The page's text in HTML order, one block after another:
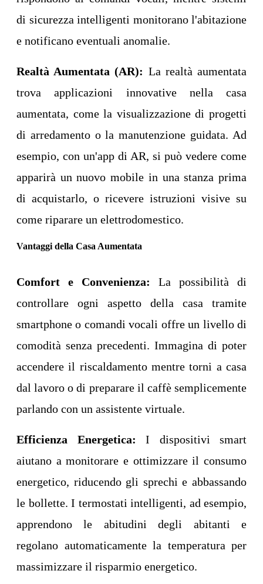
di sicurezza intelligenti monitorano l'abitazione
e notificano eventuali anomalie.
Realtà Aumentata (AR): La realtà aumentata
trova applicazioni innovative nella casa
aumentata, come la visualizzazione di progetti
di arredamento o la manutenzione guidata. Ad
esempio, con un'app di AR, si può vedere come
apparirà un nuovo mobile in una stanza prima
di acquistarlo, o ricevere istruzioni visive su
come riparare un elettrodomestico.
Vantaggi della Casa Aumentata
Comfort e Convenienza: La possibilità di
controllare ogni aspetto della casa tramite
smartphone o comandi vocali offre un livello di
comodità senza precedenti. Immagina di poter
accendere il riscaldamento mentre torni a casa
dal lavoro o di preparare il caffè semplicemente
parlando con un assistente virtuale.
Efficienza Energetica: I dispositivi smart
aiutano a monitorare e ottimizzare il consumo
energetico, riducendo gli sprechi e abbassando
le bollette. I termostati intelligenti, ad esempio,
apprendono le abitudini degli abitanti e
regolano automaticamente la temperatura per
massimizzare il risparmio energetico.